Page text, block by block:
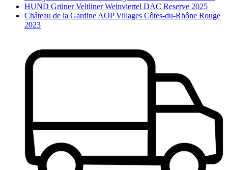
HUND Grüner Veltliner Weinviertel DAC Reserve 2025
Château de la Gardine AOP Villages Côtes-du-Rhône Rouge
2023